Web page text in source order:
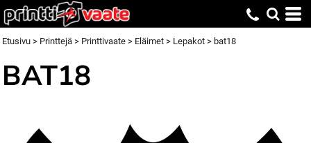
Etusivu > Printtejä > Printtivaate > Eläimet > Lepakot > bat18
BAT18